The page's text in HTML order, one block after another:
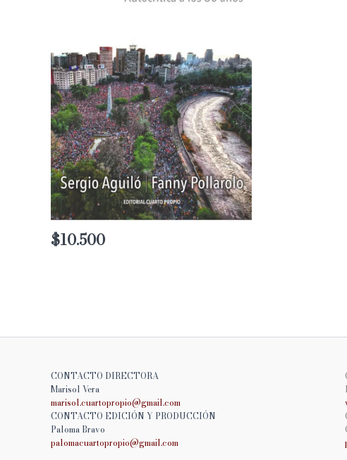
$10.500
CONTACTO DIRECTORA
Marisol Vera
marisol.cuartopropio@gmail.com
CONTACTO EDICIÓN Y PRODUCCIÓN
Paloma Bravo
palomacuartopropio@gmail.com